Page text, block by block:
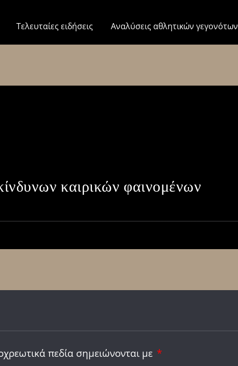
Τελευταίες ειδήσεις Αναλύσεις αθλητικών γεγονότων
καιρικών φαινομένων
πεδία σημειώνονται με *